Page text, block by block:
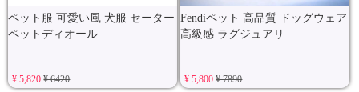
ペット服 可愛い風 犬服 セーター
ペットディオール
¥ 5,820¥ 6420
Fendiペット 高品質 ドッグウェア
高級感 ラグジュアリ
¥ 5,800¥ 7890